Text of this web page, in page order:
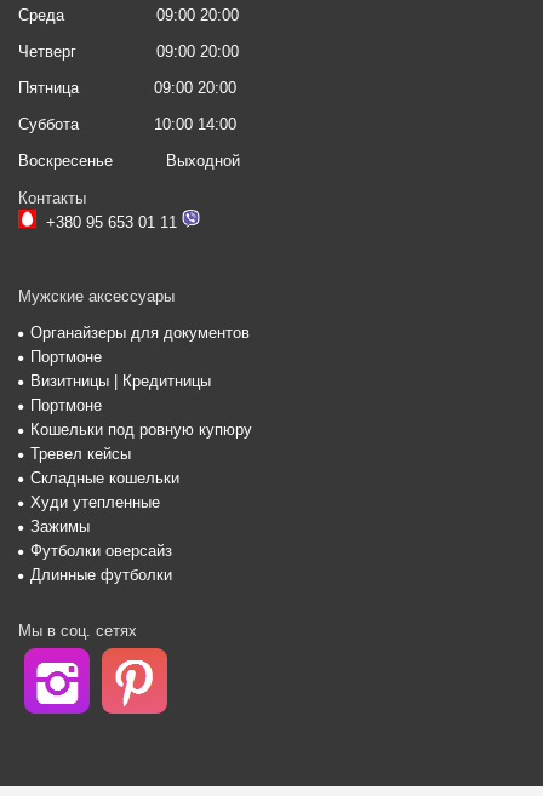
Среда
09:00 20:00
Четверг
09:00 20:00
Пятница
09:00 20:00
Суббота
10:00 14:00
Воскресенье
Выходной
Контакты
+380 95 653 01 11
Мужские аксессуары
Органайзеры для документов
Портмоне
Визитницы | Кредитницы
Портмоне
Кошельки под ровную купюру
Тревел кейсы
Складные кошельки
Худи утепленные
Зажимы
Футболки оверсайз
Длинные футболки
Мы в соц. сетях